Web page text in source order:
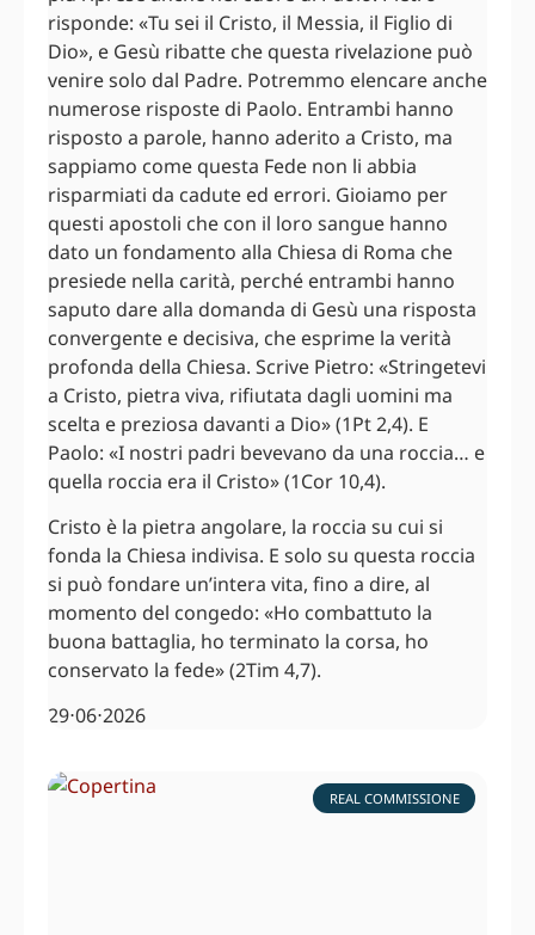
risponde: «Tu sei il Cristo, il Messia, il Figlio di
Dio», e Gesù ribatte che questa rivelazione può
venire solo dal Padre. Potremmo elencare anche
numerose risposte di Paolo. Entrambi hanno
risposto a parole, hanno aderito a Cristo, ma
sappiamo come questa Fede non li abbia
risparmiati da cadute ed errori. Gioiamo per
questi apostoli che con il loro sangue hanno
dato un fondamento alla Chiesa di Roma che
presiede nella carità, perché entrambi hanno
saputo dare alla domanda di Gesù una risposta
convergente e decisiva, che esprime la verità
profonda della Chiesa. Scrive Pietro: «Stringetevi
a Cristo, pietra viva, rifiutata dagli uomini ma
scelta e preziosa davanti a Dio» (1Pt 2,4). E
Paolo: «I nostri padri bevevano da una roccia… e
quella roccia era il Cristo» (1Cor 10,4).
Cristo è la pietra angolare, la roccia su cui si
fonda la Chiesa indivisa. E solo su questa roccia
si può fondare un’intera vita, fino a dire, al
momento del congedo: «Ho combattuto la
buona battaglia, ho terminato la corsa, ho
conservato la fede» (2Tim 4,7).
29⋅06⋅2026
REAL COMMISSIONE